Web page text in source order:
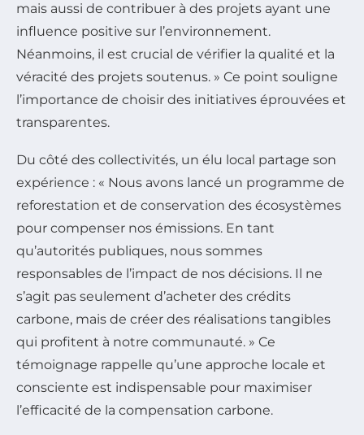
mais aussi de contribuer à des projets ayant une
influence positive sur l’environnement.
Néanmoins, il est crucial de vérifier la qualité et la
véracité des projets soutenus. » Ce point souligne
l’importance de choisir des initiatives éprouvées et
transparentes.
Du côté des collectivités, un élu local partage son
expérience : « Nous avons lancé un programme de
reforestation et de conservation des écosystèmes
pour compenser nos émissions. En tant
qu’autorités publiques, nous sommes
responsables de l’impact de nos décisions. Il ne
s’agit pas seulement d’acheter des crédits
carbone, mais de créer des réalisations tangibles
qui profitent à notre communauté. » Ce
témoignage rappelle qu’une approche locale et
consciente est indispensable pour maximiser
l’efficacité de la compensation carbone.